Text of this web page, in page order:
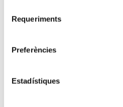
Requeriments
Preferències
Estadístiques